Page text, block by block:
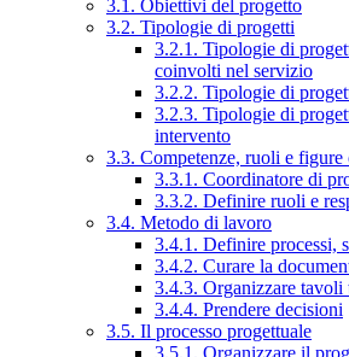
3.1. Obiettivi del progetto
3.2. Tipologie di progetti
3.2.1. Tipologie di
coinvolti nel servizio
3.2.2. Tipologie di
3.2.3. Tipologie di
intervento
3.3. Competenze, ruoli e
3.3.1. Coordinatore di
3.3.2. Definire ruoli e
3.4. Metodo di lavoro
3.4.1. Definire processi,
3.4.2. Curare la
3.4.3. Organizzare
3.4.4. Prendere decisioni
3.5. Il processo progettuale
3.5.1. Organizzare il